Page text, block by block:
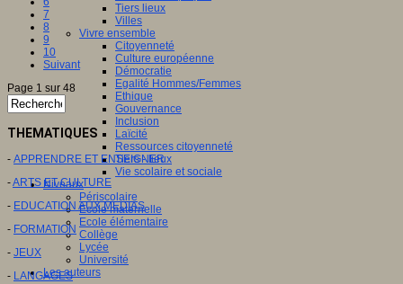
Tiers lieux
Villes
Vivre ensemble
Citoyenneté
Culture européenne
Démocratie
Egalité Hommes/Femmes
Ethique
Gouvernance
Inclusion
Laïcité
Ressources citoyenneté
Tiers - lieux
Vie scolaire et sociale
Niveaux
Périscolaire
Ecole maternelle
Ecole élémentaire
Collège
Lycée
Université
Les auteurs
7
8
9
10
Suivant
Page 1 sur 48
THEMATIQUES
- APPRENDRE ET ENSEIGNER
-ARTS ET CULTURE
- EDUCATION AUX MEDIAS
- FORMATION
- JEUX
- LANGAGES